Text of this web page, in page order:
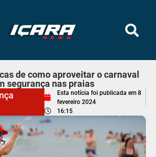
de como aproveitar o carnaval
segurança nas praias
Esta notícia foi publicada em 8
fevereiro 2024
16:15